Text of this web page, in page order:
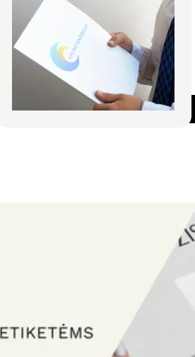
Pristatykite dokumentus stilingai su
personalizuotais firminiais A4 aplankais.
Profesionali failų patikra įskaičiuota.
50 vnt. be PVM nuo
Rinktis